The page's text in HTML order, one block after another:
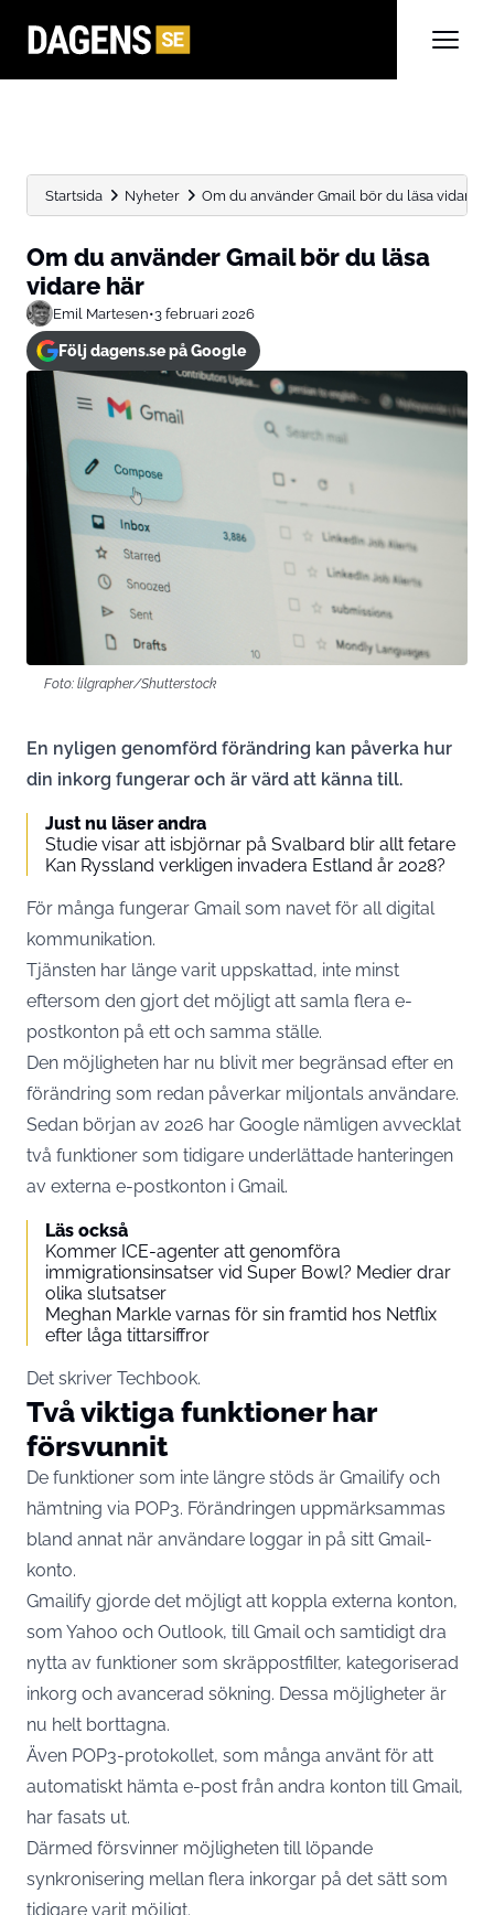
Startsida Nyheter Om du använder Gmail bör du läsa vidare
Om du använder Gmail bör du läsa
vidare här
Emil Martesen•3 februari 2026
Följ dagens.se på Google
Foto: lilgrapher/Shutterstock
En nyligen genomförd förändring kan påverka hur
din inkorg fungerar och är värd att känna till.
Just nu läser andra
Studie visar att isbjörnar på Svalbard blir allt fetare
Kan Ryssland verkligen invadera Estland år 2028?
För många fungerar Gmail som navet för all digital
kommunikation.
Tjänsten har länge varit uppskattad, inte minst
eftersom den gjort det möjligt att samla flera e-
postkonton på ett och samma ställe.
Den möjligheten har nu blivit mer begränsad efter en
förändring som redan påverkar miljontals användare.
Sedan början av 2026 har Google nämligen avvecklat
två funktioner som tidigare underlättade hanteringen
av externa e-postkonton i Gmail.
Läs också
Kommer ICE-agenter att genomföra
immigrationsinsatser vid Super Bowl? Medier drar
olika slutsatser
Meghan Markle varnas för sin framtid hos Netflix
efter låga tittarsiffror
Det skriver Techbook.
Två viktiga funktioner har
försvunnit
De funktioner som inte längre stöds är Gmailify och
hämtning via POP3. Förändringen uppmärksammas
bland annat när användare loggar in på sitt Gmail-
konto.
Gmailify gjorde det möjligt att koppla externa konton,
som Yahoo och Outlook, till Gmail och samtidigt dra
nytta av funktioner som skräppostfilter, kategoriserad
inkorg och avancerad sökning. Dessa möjligheter är
nu helt borttagna.
Även POP3-protokollet, som många använt för att
automatiskt hämta e-post från andra konton till Gmail,
har fasats ut.
Därmed försvinner möjligheten till löpande
synkronisering mellan flera inkorgar på det sätt som
tidigare varit möjligt.